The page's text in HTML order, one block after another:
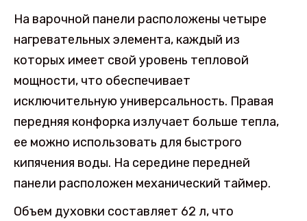
На варочной панели расположены четыре
нагревательных элемента, каждый из
которых имеет свой уровень тепловой
мощности, что обеспечивает
исключительную универсальность. Правая
передняя конфорка излучает больше тепла,
ее можно использовать для быстрого
кипячения воды. На середине передней
панели расположен механический таймер.
Объем духовки составляет 62 л, что